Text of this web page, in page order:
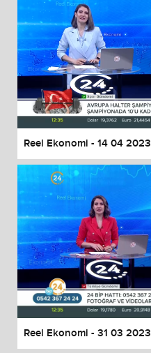
Reel Ekonomi - 14 04 2023
Reel Ekonomi - 31 03 2023